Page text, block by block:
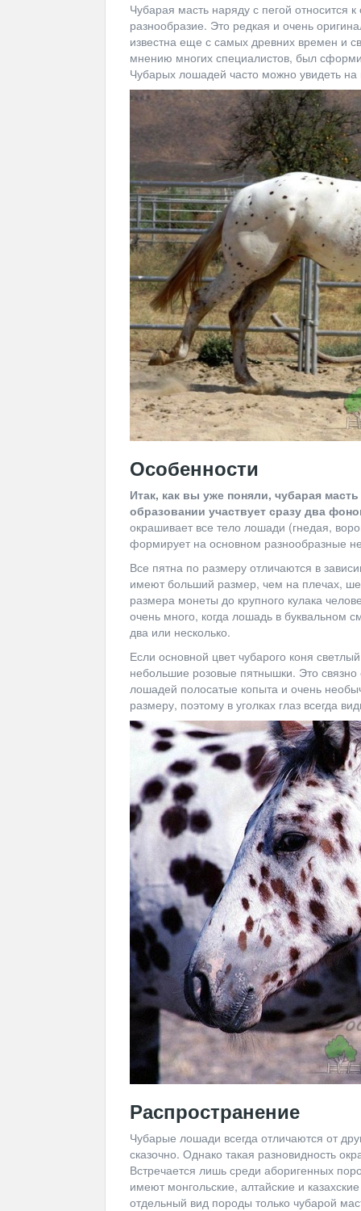
Чубарая масть наряду с пегой
разнообразие. Это редкая и очень
известна еще с самых древних времен и
мнению многих специалистов, был
Чубарых лошадей часто можно увидеть на
Особенности
Итак, как вы уже поняли, чубарая
образовании участвует сразу два
окрашивает все тело лошади (гнедая,
формирует на основном разнообразные
Все пятна по размеру отличаются в
имеют больший размер, чем на плечах,
размера монеты до крупного кулака
очень много, когда лошадь в буквальном
два или несколько.
Если основной цвет чубарого коня
небольшие розовые пятнышки. Это
лошадей полосатые копыта и очень
размеру, поэтому в уголках глаз всегда
Распространение
Чубарые лошади всегда отличаются от
сказочно. Однако такая разновидность
Встречается лишь среди аборигенных
имеют монгольские, алтайские и
отдельный вид породы только чубарой